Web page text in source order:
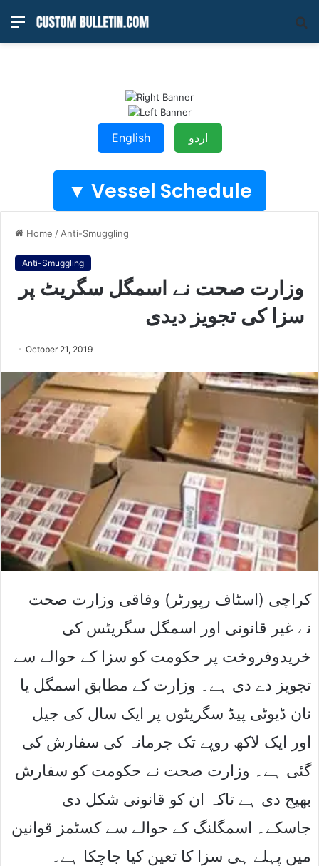
Menu
English اردو
Vessel Schedule ▼
Home / Anti-Smuggling
Anti-Smuggling
وزارت صحت نے اسمگل سگریٹ پر
سزا کی تجویز دیدی
October 21, 2019
کراچی (اسٹاف رپورٹر) وفاقی وزارت صحت
نے غیر قانونی اور اسمگل سگریٹس کی
خریدوفروخت پر حکومت کو سزا کے حوالے سے
تجویز دے دی ہے۔ وزارت کے مطابق اسمگل یا
نان ڈیوٹی پیڈ سگریٹوں پر ایک سال کی جیل
اور ایک لاکھ روپے تک جرمانہ کی سفارش کی
گئی ہے۔ وزارت صحت نے حکومت کو سفارش
بھیج دی ہے تاکہ ان کو قانونی شکل دی
جاسکے۔ اسمگلنگ کے حوالے سے کسٹمز قوانین
میں پہلے ہی سزا کا تعین کیا جاچکا ہے۔